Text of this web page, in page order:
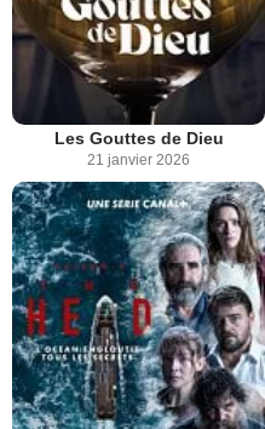
Les Gouttes de Dieu
21 janvier 2026